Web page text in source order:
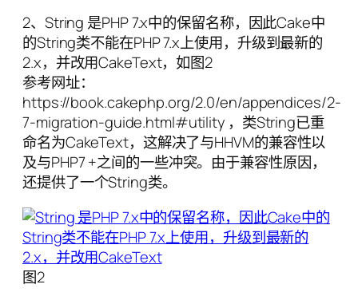
2、String 是PHP 7.x中的保留名称，因此Cake中
的String类不能在PHP 7.x上使用，升级到最新的
2.x，并改用CakeText，如图2
参考网址：
https://book.cakephp.org/2.0/en/appendices/2-
7-migration-guide.html#utility ，类String已重
命名为CakeText，这解决了与HHVM的兼容性以
及与PHP7 +之间的一些冲突。由于兼容性原因，
还提供了一个String类。
图2